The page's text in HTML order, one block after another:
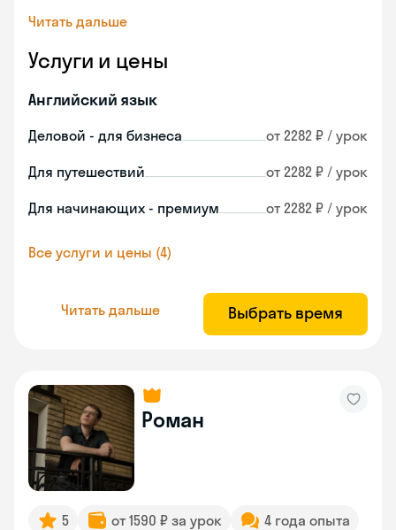
Читать дальше
Услуги и цены
Английский язык
Деловой - для бизнеса от 2282 ₽ / урок
Для путешествий от 2282 ₽ / урок
Для начинающих - премиум от 2282 ₽ / урок
Все услуги и цены (4)
Читать дальше Выбрать время
Роман
5 от 1590 ₽ за урок 4 года опыта